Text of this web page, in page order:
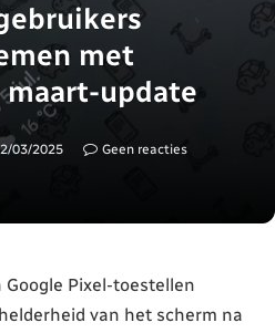
met
update
03/2025
Geen reacties
Pixel-toestellen
van het scherm na